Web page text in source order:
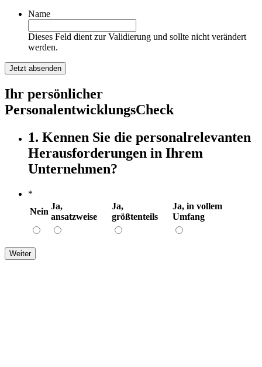
Name
Dieses Feld dient zur Validierung und sollte nicht verändert
werden.
Ihr persönlicher
PersonalentwicklungsCheck
1. Kennen Sie die personalrelevanten
Herausforderungen in Ihrem
Unternehmen?
*
Nein
Ja,
ansatzweise
Ja,
größtenteils
Ja, in vollem
Umfang